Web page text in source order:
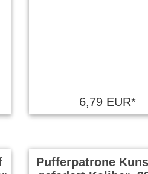
6,79 EUR*
Pufferpatrone